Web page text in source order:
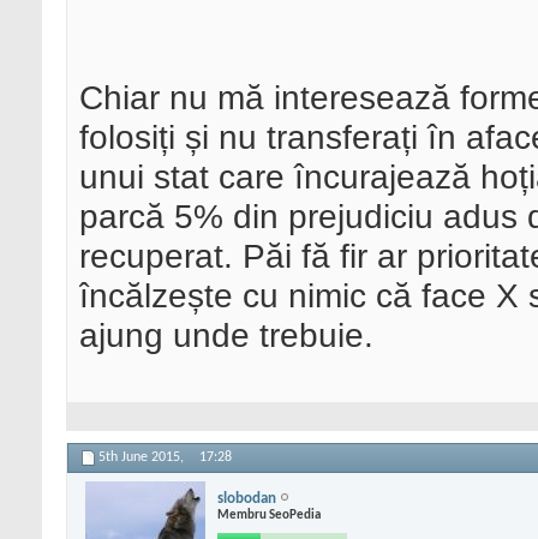
Chiar nu mă interesează
folosiți și nu transferați în
unui stat care încurajează
parcă 5% din prejudiciu adus
recuperat. Păi fă fir ar
încălzește cu nimic că face X
ajung unde trebuie.
5th June 2015, 17:28
slobodan
Membru SeoPedia